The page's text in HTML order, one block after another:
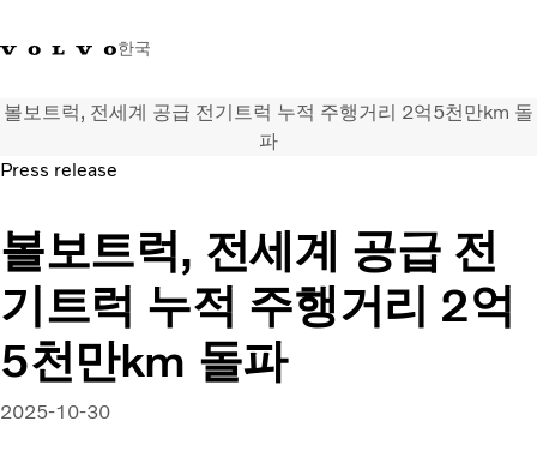
한국
+0800381000 한국
제품 정보
서비스
네트워크
뉴스
회사 소개
채용
바이킹뉴스 매거진
볼보트럭, 전세계 공급 전기트럭 누적 주행거리 2억5천만km 돌
파
Press release
볼보트럭, 전세계 공급 전
기트럭 누적 주행거리 2억
5천만km 돌파
2025-10-30